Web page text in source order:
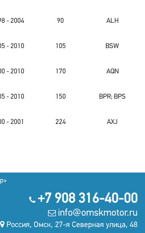
- 2004 90 ALH
- 2010 105 BSW
- 2010 170 AQN
- 2010 150 BPR; BPS
- 2001 224 AXJ
+7 908 316-40-00
info@omskmotor.ru
Россия, Омск, 27-я Северная улица, 48